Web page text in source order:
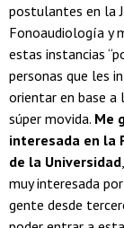
postulantes en la
Fonoaudiología y
estas instancias
personas que les
orientar en base a
súper movida. Me
interesada en la
de la Universidad
muy interesada
gente desde